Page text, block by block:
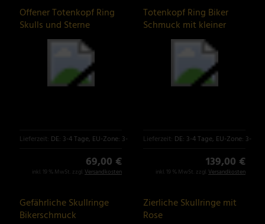
Offener Totenkopf Ring
Skulls und Sterne
Lieferzeit: DE: 3-4 Tage, EU-Zone: 3-6 Tage
69,00 €
inkl. 19 % MwSt. zzgl. Versandkosten
Totenkopf Ring Biker
Schmuck mit kleiner
Musterung
Lieferzeit: DE: 3-4 Tage, EU-Zone: 3-6
139,00 €
inkl. 19 % MwSt. zzgl. Versandkosten
Gefährliche Skullringe
Bikerschmuck
Zierliche Skullringe mit
Rose